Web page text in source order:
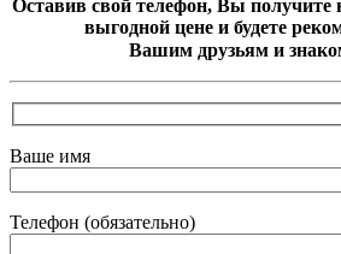
Оставив свой телефон, Вы
выгодной цене и будете
Вашим друзьям и
Ваше имя
Телефон (обязательно)